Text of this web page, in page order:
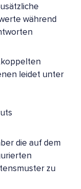
während
leidet unter
die auf dem
zu